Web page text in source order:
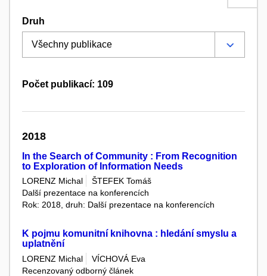
Druh
Počet publikací: 109
2018
In the Search of Community : From Recognition
to Exploration of Information Needs
LORENZ Michal
ŠTEFEK Tomáš
Další prezentace na konferencích
Rok: 2018, druh: Další prezentace na konferencích
K pojmu komunitní knihovna : hledání smyslu a
uplatnění
LORENZ Michal
VÍCHOVÁ Eva
Recenzovaný odborný článek